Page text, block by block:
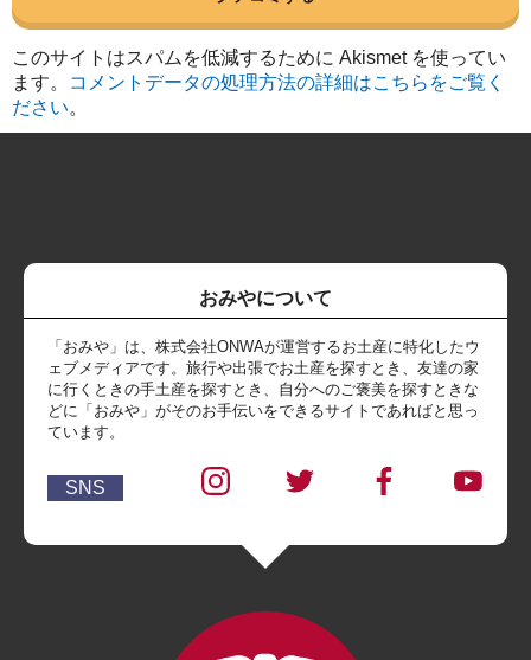
このサイトはスパムを低減するために Akismet を使ってい
ます。
コメントデータの処理方法の詳細はこちらをご覧く
ださい。
おみやについて
「おみや」は、株式会社ONWAが運営するお土産に特化したウ
ェブメディアです。旅行や出張でお土産を探すとき、友達の家
に行くときの手土産を探すとき、自分へのご褒美を探すときな
どに「おみや」がそのお手伝いをできるサイトであればと思っ
ています。
SNS